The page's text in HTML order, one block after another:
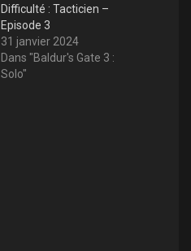
Difficulté : Tacticien –
Episode 3
31 janvier 2024
Dans "Baldur's Gate 3 :
Solo"